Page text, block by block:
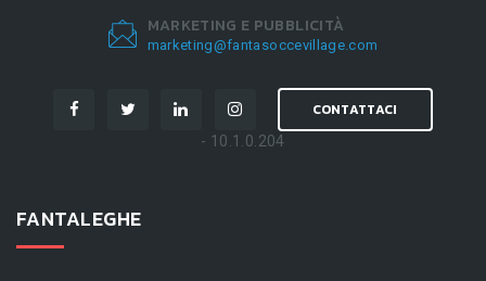
MARKETING E PUBBLICITÀ
marketing@fantasoccevillage.com
CONTATTACI
- 10.1.0.204
FANTALEGHE